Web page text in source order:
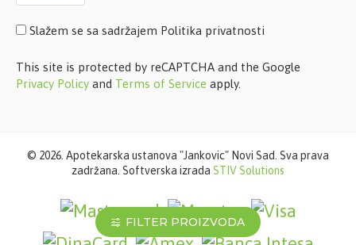
Slažem se sa sadržajem Politika privatnosti
This site is protected by reCAPTCHA and the Google
Privacy Policy and Terms of Service apply.
© 2026. Apotekarska ustanova "Jankovic" Novi Sad. Sva prava
zadržana. Softverska izrada STIV Solutions
FILTER PROIZVODA